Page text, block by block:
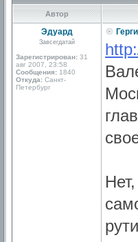
Автор
Эдуард
Завсегдатай
Зарегистрирован: 31
авг 2007, 23:58
Сообщения: 1840
Откуда: Санкт-
Петербург